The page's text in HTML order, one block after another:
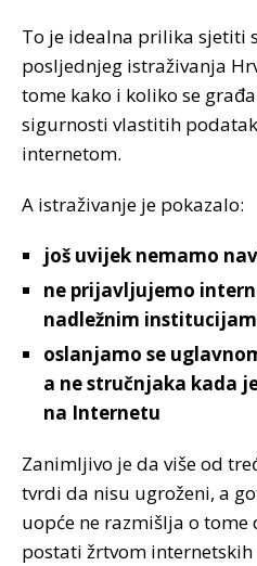
To je idealna prilika sjetiti
posljednjeg istraživanja
tome kako i koliko se
sigurnosti vlastitih
internetom.
A istraživanje je pokazalo:
još uvijek nemamo
ne prijavljujemo
nadležnim
oslanjamo se
a ne stručnjaka kada
na Internetu
Zanimljivo je da više od
tvrdi da nisu ugroženi, a
uopće ne razmišlja o
postati žrtvom